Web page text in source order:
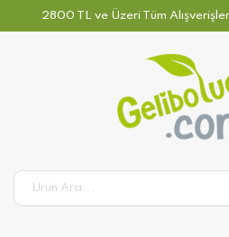
2800 TL ve Üzeri Tüm